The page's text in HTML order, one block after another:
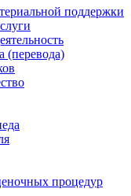
поддержки
(перевода)
процедур